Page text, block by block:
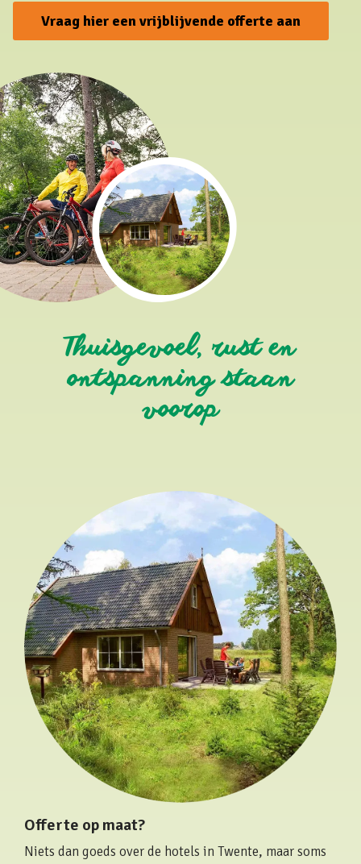
Vraag hier een vrijblijvende offerte aan
Thuisgevoel, rust en
ontspanning staan
voorop
Offerte op maat?
Niets dan goeds over de hotels in Twente, maar soms